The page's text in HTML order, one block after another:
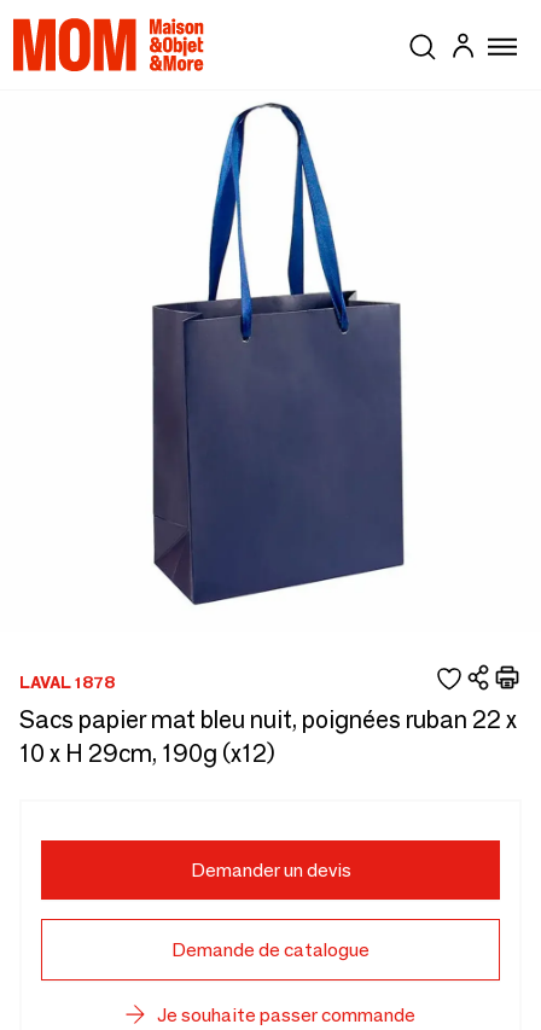
LAVAL 1878
Sacs papier mat bleu nuit, poignées ruban 22 x
10 x H 29cm, 190g (x12)
Demander un devis
Demande de catalogue
Je souhaite passer commande